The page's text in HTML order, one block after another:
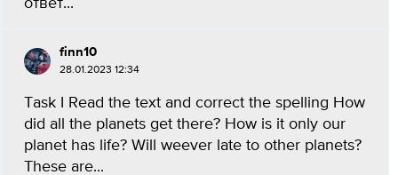
ответ​...
finn10
28.01.2023 12:34
Task I Read the text and correct the spelling How
did all the planets get there? How is it only our
planet has life? Will weever late to other planets?
These are...